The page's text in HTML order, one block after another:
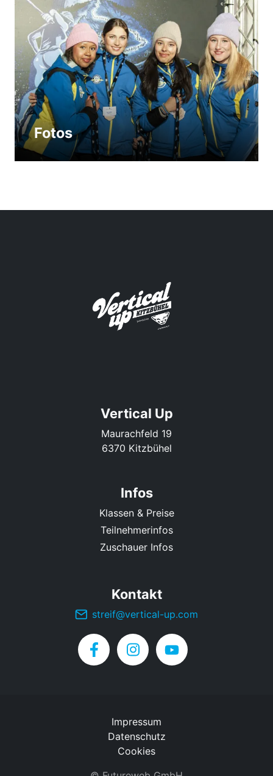
Fotos
Vertical Up
Maurachfeld 19
6370 Kitzbühel
Infos
Klassen & Preise
Teilnehmerinfos
Zuschauer Infos
Kontakt
streif@vertical-up.com
Impressum
Datenschutz
Cookies